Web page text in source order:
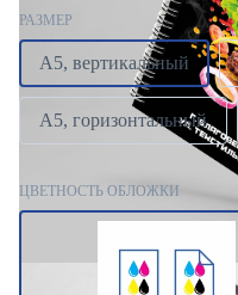
РАЗМЕР
А5, вертикальный
А5, горизонтальный
ЦВЕТНОСТЬ ОБЛОЖКИ